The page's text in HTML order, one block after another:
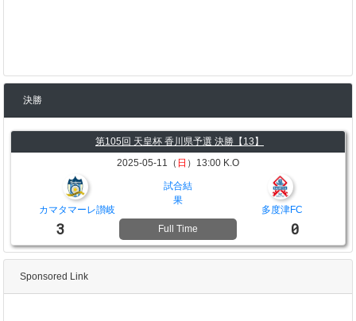
決勝
第105回 天皇杯 香川県予選 決勝【13】
2025-05-11（ 日 ）13:00 K.O
カマタマーレ讃岐
試合結
果
多度津FC
3 Full Time 0
Sponsored Link